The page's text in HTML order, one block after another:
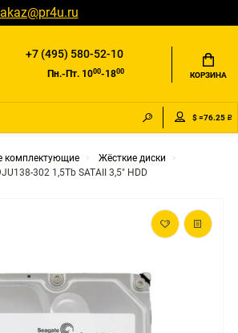
+7 (495) 580-52-10
Пн.-Пт. 1000-1800 КОРЗИНА
$ =76.25 ₽
комплектующие
Жёсткие диски
302 1,5Tb SATAII 3,5" HDD